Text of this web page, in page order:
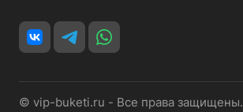
© vip-buketi.ru - Все права защищены.